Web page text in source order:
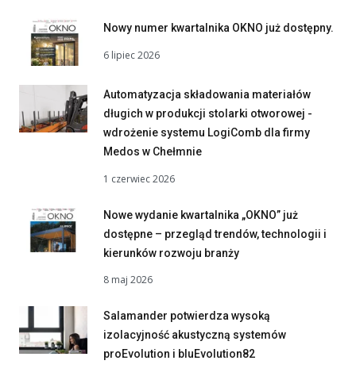
Nowy numer kwartalnika OKNO już dostępny.
6 lipiec 2026
Automatyzacja składowania materiałów
długich w produkcji stolarki otworowej -
wdrożenie systemu LogiComb dla firmy
Medos w Chełmnie
1 czerwiec 2026
Nowe wydanie kwartalnika „OKNO” już
dostępne – przegląd trendów, technologii i
kierunków rozwoju branży
8 maj 2026
Salamander potwierdza wysoką
izolacyjność akustyczną systemów
proEvolution i bluEvolution82